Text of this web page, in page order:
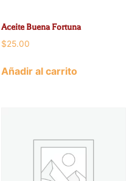
Aceite Buena Fortuna
$25.00
Añadir al carrito